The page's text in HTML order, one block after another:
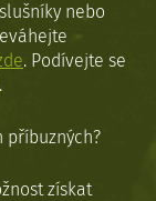
nebo
. Podívejte se
.
příbuzných?
získat